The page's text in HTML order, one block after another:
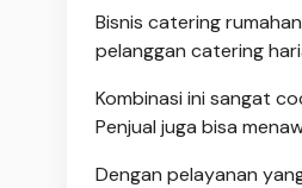
Bisnis catering
pelanggan catering
Kombinasi ini sangat
Penjual juga bisa
Dengan pelayanan